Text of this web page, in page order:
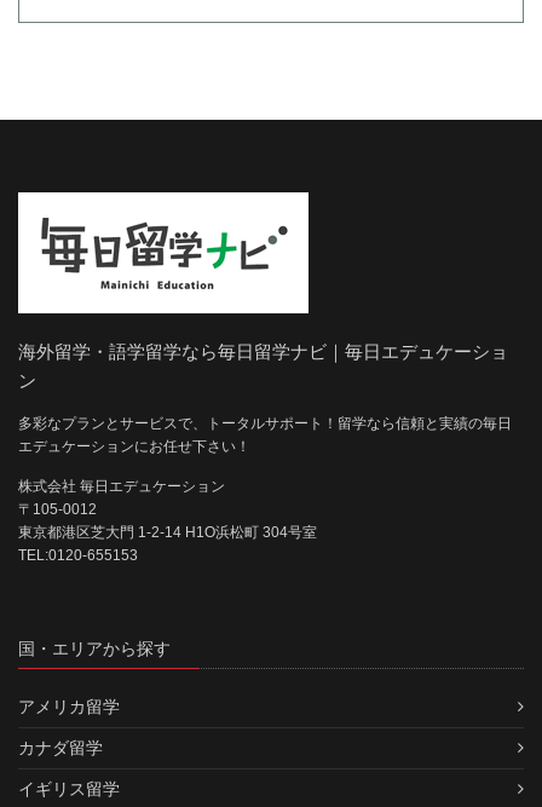
海外留学・語学留学なら毎日留学ナビ｜毎日エデュケーショ
ン
多彩なプランとサービスで、トータルサポート！留学なら信頼と実績の毎日
エデュケーションにお任せ下さい！
株式会社 毎日エデュケーション
〒105-0012
東京都港区芝大門 1-2-14 H1O浜松町 304号室
TEL:0120-655153
国・エリアから探す
アメリカ留学
カナダ留学
イギリス留学